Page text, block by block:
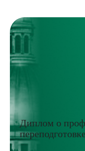
Диплом о
переподготовке